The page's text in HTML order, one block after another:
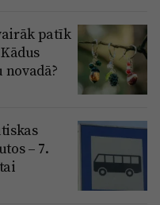
laikrakstu
Privātuma politika
Lietošanas noteikumi
Pārredzamības paziņojumi
patīk
– 7.